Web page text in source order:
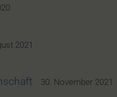
2021
30. November 2021